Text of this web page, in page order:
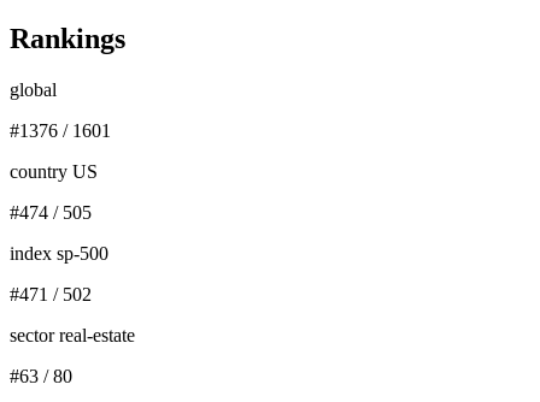
Rankings
global
#1376 / 1601
country US
#474 / 505
index sp-500
#471 / 502
sector real-estate
#63 /80